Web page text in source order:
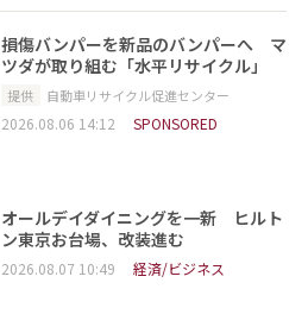
損傷バンパーを新品のバンパーへ マ
ツダが取り組む「水平リサイクル」
提供 自動車リサイクル促進センター
2026.08.06 14:12 SPONSORED
オールデイダイニングを一新 ヒルト
ン東京お台場、改装進む
2026.08.07 10:49 経済/ビジネス